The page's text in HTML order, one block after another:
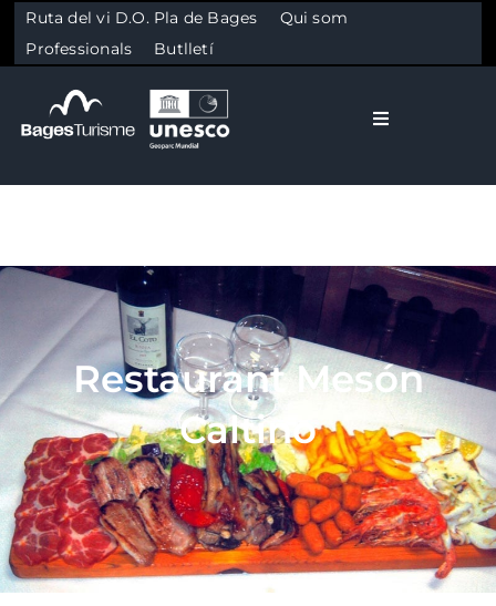
Skip to content
Ruta del vi D.O. Pla de Bages
Qui som
Professionals
Butlletí
Toggle
Cultura
Gastronomia
Planifica
Restaurant Mesón
Caltino